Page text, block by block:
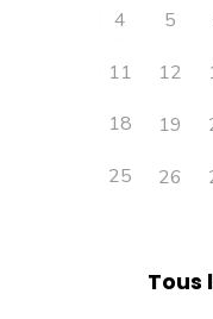
4
5
11
12
18
19
25
26
Tous